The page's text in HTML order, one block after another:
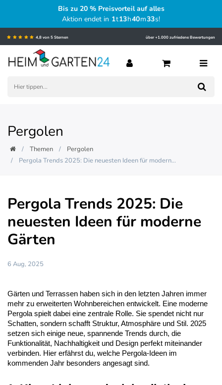
Bis zu 20 % Preisvorteil auf alles
Aktion endet in 1t13h40m33s!
4,8 von 5 Sternen über +1.000 zufriedene Bewertungen
Pergolen
Themen
Pergolen
Pergola Trends 2025: Die neuesten Ideen für modern...
Pergola Trends 2025: Die
neuesten Ideen für moderne
Gärten
6 Aug, 2025
Gärten und Terrassen haben sich in den letzten Jahren immer
mehr zu erweiterten Wohnbereichen entwickelt. Eine moderne
Pergola spielt dabei eine zentrale Rolle. Sie spendet nicht nur
Schatten, sondern schafft Struktur, Atmosphäre und Stil. 2025
setzen sich einige neue, spannende Trends durch, die
Funktionalität, Nachhaltigkeit und Design perfekt miteinander
verbinden. Hier erfährst du, welche Pergola-Ideen im
kommenden Jahr besonders angesagt sind.